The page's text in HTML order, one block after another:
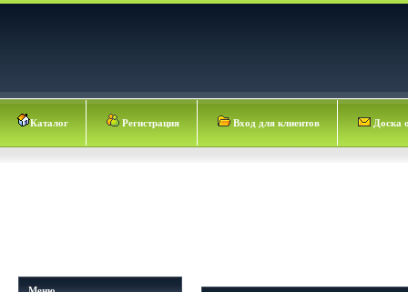
Каталог Регистрация Вход для клиентов Доска